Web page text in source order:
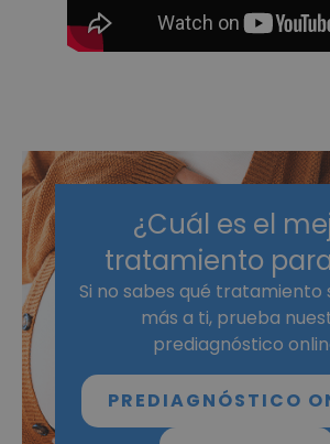
¿Cuál es el
tratamiento
Si no sabes qué tratamiento
más a ti, prueba
prediagnóstico
PREDIAGNÓSTICO